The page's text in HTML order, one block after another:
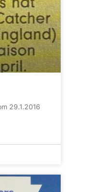
29.1.2016